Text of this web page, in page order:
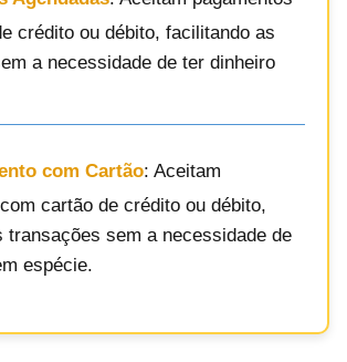
crédito ou débito, facilitando as
a necessidade de ter dinheiro
com Cartão: Aceitam
cartão de crédito ou débito,
transações sem a necessidade de
espécie.